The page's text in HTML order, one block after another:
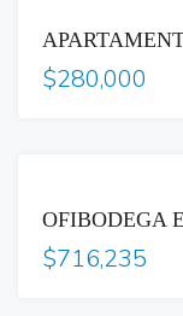
$280,000
$716,235